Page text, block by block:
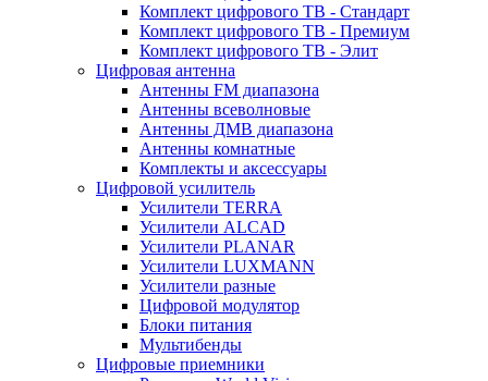
Комплект цифрового ТВ - Стандарт
Комплект цифрового ТВ - Премиум
Комплект цифрового ТВ - Элит
Цифровая антенна
Антенны FM диапазона
Антенны всеволновые
Антенны ДМВ диапазона
Антенны комнатные
Комплекты и аксессуары
Цифровой усилитель
Усилители TERRA
Усилители ALCAD
Усилители PLANAR
Усилители LUXMANN
Усилители разные
Цифровой модулятор
Блоки питания
Мультибенды
Цифровые приемники